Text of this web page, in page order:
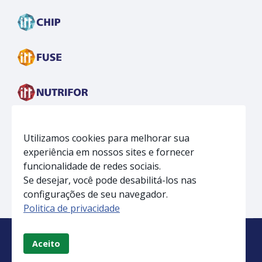
Utilizamos cookies para melhorar sua
experiência em nossos sites e fornecer
funcionalidade de redes sociais.
Se desejar, você pode desabilitá-los nas
configurações de seu navegador.
Politica de privacidade
Aceito